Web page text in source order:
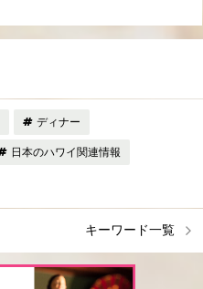
ディナー
日本のハワイ関連情報
キーワード一覧